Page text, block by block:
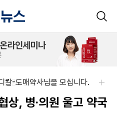
칼-도매약사님을 모십니다.
팀원&팀장 채용
상, 병·의원 울고 약국